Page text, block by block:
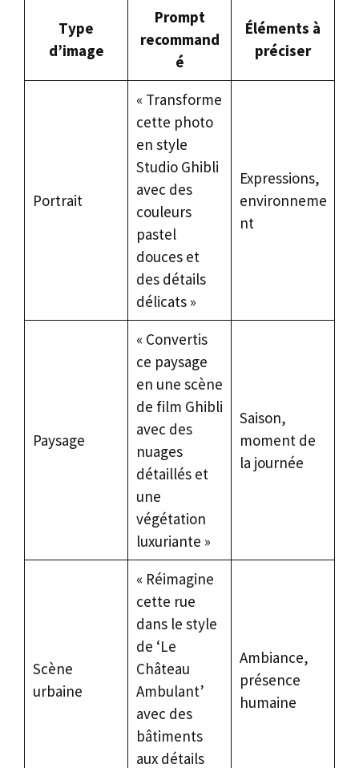
Type
d’image
Prompt
recommand
é
Éléments à
préciser
Portrait
« Transforme
cette photo
en style
Studio Ghibli
avec des
couleurs
pastel
douces et
des détails
délicats »
Expressions,
environneme
nt
Paysage
« Convertis
ce paysage
en une scène
de film Ghibli
avec des
nuages
détaillés et
une
végétation
luxuriante »
Saison,
moment de
la journée
Scène
urbaine
« Réimagine
cette rue
dans le style
de ‘Le
Château
Ambulant’
avec des
bâtiments
aux détails
Ambiance,
présence
humaine